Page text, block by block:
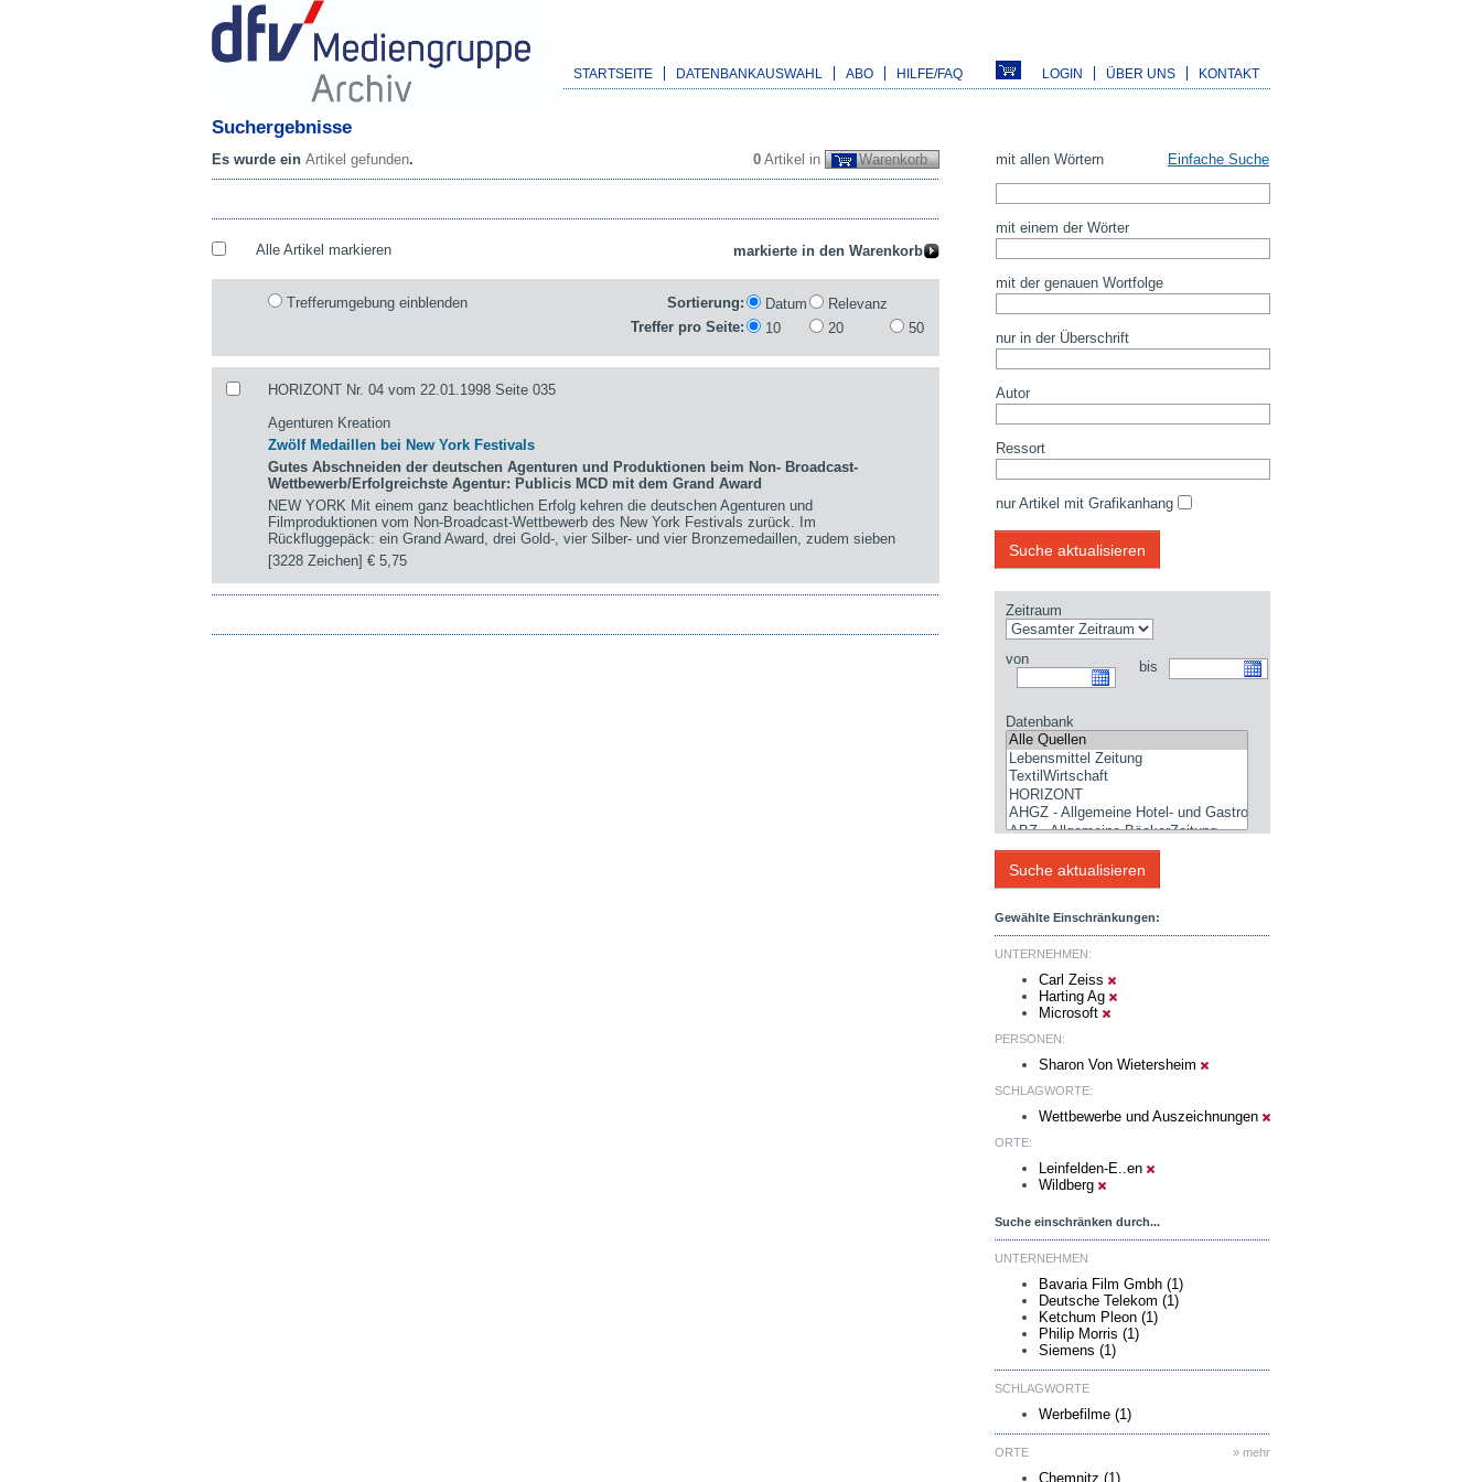
STARTSEITE DATENBANKAUSWAHL ABO HILFE/FAQ LOGIN ÜBER UNS KONTAKT
Suchergebnisse
0 Artikel in Warenkorb
Es wurde ein Artikel gefunden.
Alle Artikel markieren
Trefferumgebung einblenden Sortierung: Datum
Relevanz
Treffer pro Seite:
10 20 50
HORIZONT Nr. 04 vom 22.01.1998 Seite 035
Agenturen Kreation
Zwölf Medaillen bei New York Festivals
Gutes Abschneiden der deutschen Agenturen und Produktionen beim Non- Broadcast-
Wettbewerb/Erfolgreichste Agentur: Publicis MCD mit dem Grand Award
NEW YORK Mit einem ganz beachtlichen Erfolg kehren die deutschen Agenturen und
Filmproduktionen vom Non-Broadcast-Wettbewerb des New York Festivals zurück. Im
Rückfluggepäck: ein Grand Award, drei Gold-, vier Silber- und vier Bronzemedaillen, zudem sieben
[3228 Zeichen]€ 5,75
mit allen Wörtern Einfache Suche
mit einem der Wörter
mit der genauen Wortfolge
nur in der Überschrift
Autor
Ressort
nur Artikel mit Grafikanhang
Zeitraum
von bis
Datenbank
Gewählte Einschränkungen:
UNTERNEHMEN:
Carl Zeiss
Harting Ag
Microsoft
PERSONEN:
Sharon Von Wietersheim
SCHLAGWORTE:
Wettbewerbe und Auszeichnungen
ORTE:
Leinfelden-E..en
Wildberg
Suche einschränken durch...
UNTERNEHMEN
Bavaria Film Gmbh (1)
Deutsche Telekom (1)
Ketchum Pleon (1)
Philip Morris (1)
Siemens (1)
SCHLAGWORTE
Werbefilme (1)
» mehr
ORTE
Chemnitz (1)